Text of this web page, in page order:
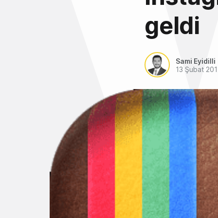
geldi
Sami Eyidilli
13 Şubat